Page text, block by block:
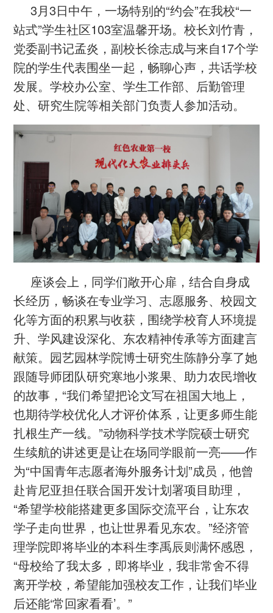
3月3日中午，一场特别的“约会”在我校“一
站式”学生社区103室温馨开场。校长刘竹青，
党委副书记孟炎，副校长徐志成与来自17个学
院的学生代表围坐一起，畅聊心声，共话学校
发展。学校办公室、学生工作部、后勤管理
处、研究生院等相关部门负责人参加活动。
座谈会上，同学们敞开心扉，结合自身成
长经历，畅谈在专业学习、志愿服务、校园文
化等方面的积累与收获，围绕学校育人环境提
升、学风建设深化、东农精神传承等方面建言
献策。园艺园林学院博士研究生陈静分享了她
跟随导师团队研究寒地小浆果、助力农民增收
的故事，“我们希望把论文写在祖国大地上，
也期待学校优化人才评价体系，让更多师生能
扎根生产一线。”动物科学技术学院硕士研究
生续航的讲述更是让在场同学眼前一亮——作
为“中国青年志愿者海外服务计划”成员，他曾
赴肯尼亚担任联合国开发计划署项目助理，
“希望学校能搭建更多国际交流平台，让东农
学子走向世界，也让世界看见东农。”经济管
理学院即将毕业的本科生李禹辰则满怀感恩，
“母校给了我太多，即将毕业，我非常舍不得
离开学校，希望能加强校友工作，让我们毕业
后还能‘常回家看看’。”